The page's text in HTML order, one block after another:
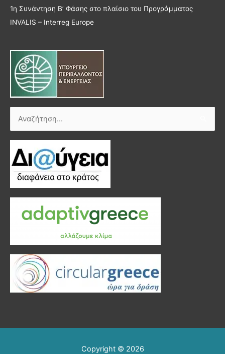
1η Συνάντηση Β’ Φάσης στο πλαίσιο του Προγράμματος
INVALIS – Interreg Europe
Αναζήτηση
Copyright © 2026